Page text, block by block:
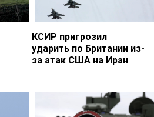
КСИР пригрозил
ударить по Британии из-
за атак США на Иран